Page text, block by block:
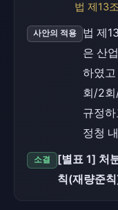
법 제13
사안의 적용
법 제
은 산
하였
회/2회
규정
정청
소결
[별표 1] 처
칙(재량준